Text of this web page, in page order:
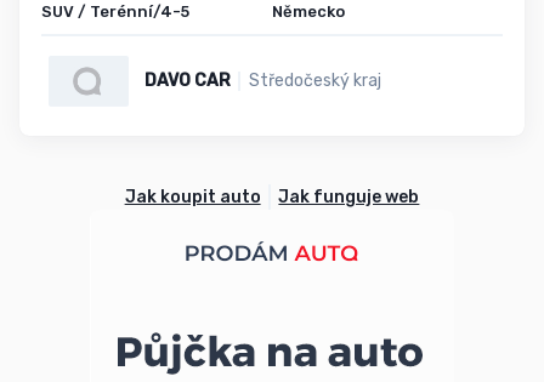
SUV / Terénní/4-5
Německo
DAVO CAR Středočeský kraj
Jak koupit auto Jak funguje web